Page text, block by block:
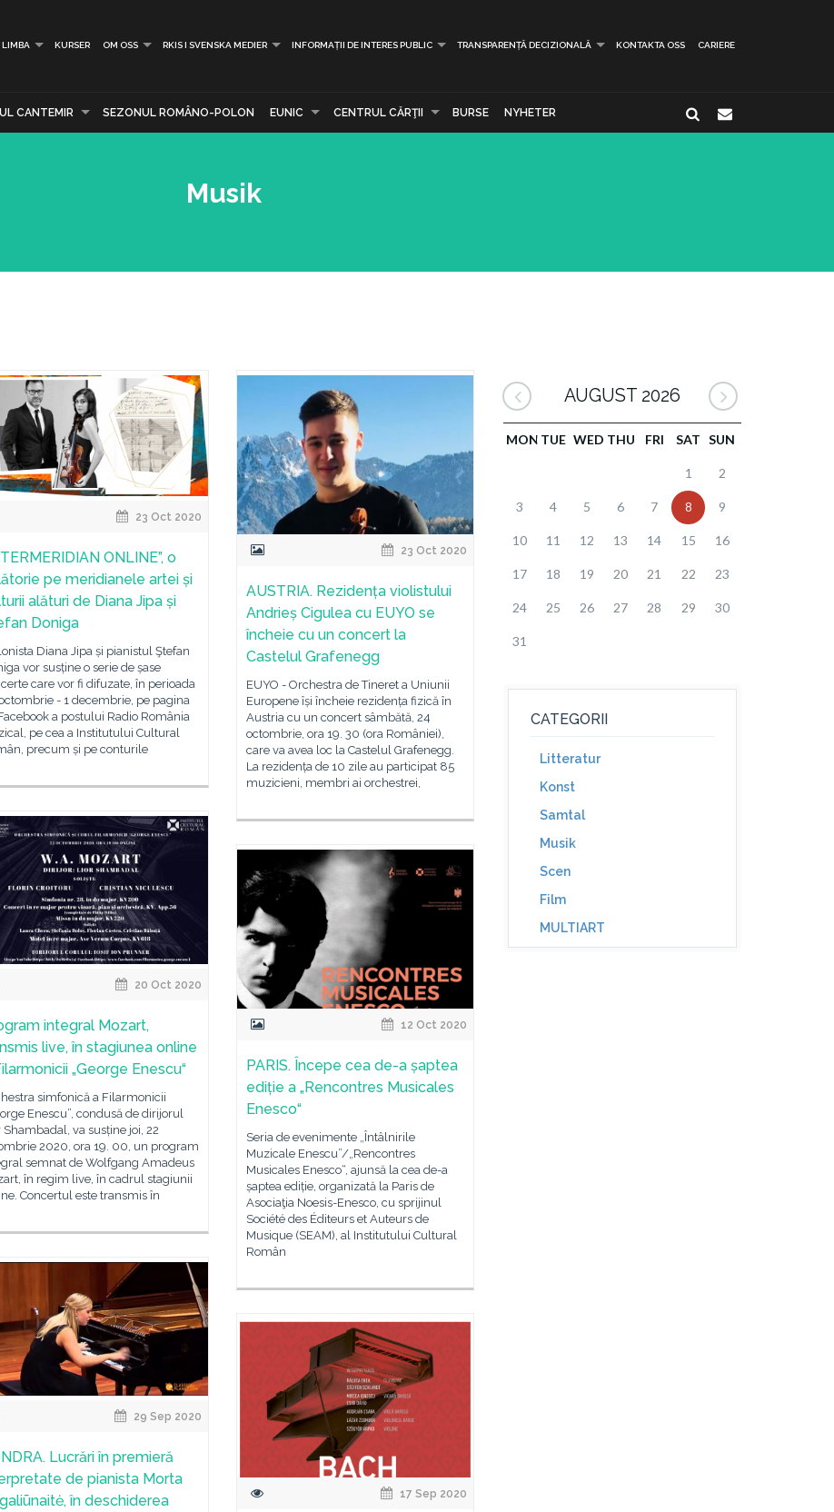
LIMBA KURSER OM OSS RKIS I SVENSKA MEDIER INFORMAȚII DE INTERES PUBLIC TRANSPARENȚĂ DECIZIONALĂ KONTAKTA OSS CARIERE
CANTEMIR SEZONUL ROMÂNO-POLON EUNIC CENTRUL CĂRŢII BURSE NYHETER
Musik
23 Oct 2020
ONLINE”, o
pe meridianele artei și
alături de Diana Jipa și
Doniga
Diana Jipa și pianistul Ştefan
vor susține o serie de șase
care vor fi difuzate, în perioada
- 1 decembrie, pe pagina
a postului Radio România
pe cea a Institutului Cultural
precum și pe conturile
23 Oct 2020
AUSTRIA. Rezidența violistului
Andrieș Cigulea cu EUYO se
încheie cu un concert la
Castelul Grafenegg
EUYO - Orchestra de Tineret a Uniunii
Europene își încheie rezidența fizică în
Austria cu un concert sâmbătă, 24
octombrie, ora 19. 30 (ora României),
care va avea loc la Castelul Grafenegg.
La rezidența de 10 zile au participat 85
muzicieni, membri ai orchestrei,
20 Oct 2020
integral Mozart,
live, în stagiunea online
„George Enescu“
simfonică a Filarmonicii
Enescu”, condusă de dirijorul
Shambadal, va susține joi, 22
2020, ora 19. 00, un program
semnat de Wolfgang Amadeus
în regim live, în cadrul stagiunii
Concertul este transmis în
12 Oct 2020
PARIS. Începe cea de-a șaptea
ediție a „Rencontres Musicales
Enesco“
Seria de evenimente „Întâlnirile
Muzicale Enescu”/„Rencontres
Musicales Enesco“, ajunsă la cea de-a
șaptea ediție, organizată la Paris de
Asociaţia Noesis-Enesco, cu sprijinul
Société des Éditeurs et Auteurs de
Musique (SEAM), al Institutului Cultural
Român
29 Sep 2020
Lucrări în premieră
de pianista Morta
în deschiderea
17 Sep 2020
AUGUST 2026
MON TUE WED THU FRI SAT SUN
1 2
3 4 5 6 7 8 9
10 11 12 13 14 15 16
17 18 19 20 21 22 23
24 25 26 27 28 29 30
31
CATEGORII
Litteratur
Konst
Samtal
Musik
Scen
Film
MULTIART